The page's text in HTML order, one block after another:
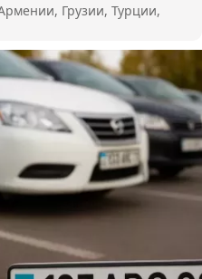
Грузии, Турции,